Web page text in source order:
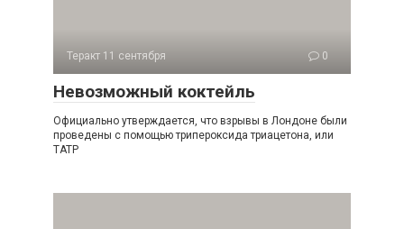
Теракт 11 сентября 0
Невозможный коктейль
Официально утверждается, что взрывы в Лондоне были
проведены с помощью трипероксида триацетона, или
ТАТР